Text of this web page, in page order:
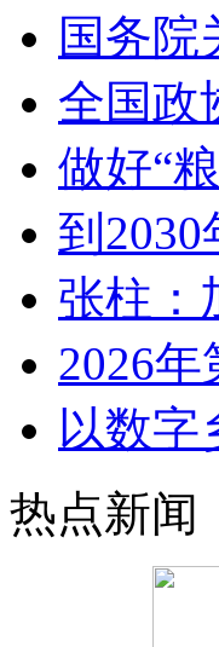
国务院
全国政
做好“
到
张柱：
2026
以数字
热点新闻